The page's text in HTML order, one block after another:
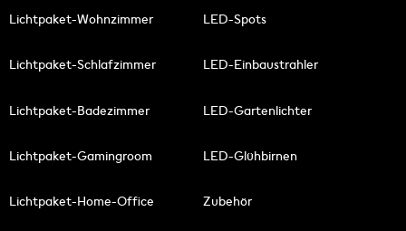
Lichtpaket-Wohnzimmer
Lichtpaket-Schlafzimmer
Lichtpaket-Badezimmer
Lichtpaket-Gamingroom
Lichtpaket-Home-Office
LED-Spots
LED-Einbaustrahler
LED-Gartenlichter
LED-Glühbirnen
Zubehör